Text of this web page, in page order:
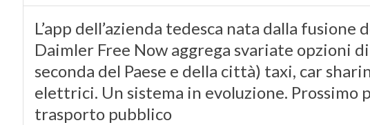
L’app dell’azienda tedesca nata dalla
Daimler Free Now aggrega svariate opzioni
seconda del Paese e della città) taxi, car
elettrici. Un sistema in evoluzione. Prossimo
trasporto pubblico